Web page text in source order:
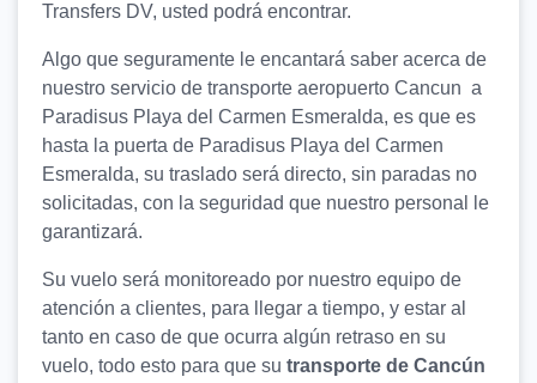
Transfers DV, usted podrá encontrar.
Algo que seguramente le encantará saber acerca de
nuestro servicio de transporte aeropuerto Cancun a
Paradisus Playa del Carmen Esmeralda, es que es
hasta la puerta de Paradisus Playa del Carmen
Esmeralda, su traslado será directo, sin paradas no
solicitadas, con la seguridad que nuestro personal le
garantizará.
Su vuelo será monitoreado por nuestro equipo de
atención a clientes, para llegar a tiempo, y estar al
tanto en caso de que ocurra algún retraso en su
vuelo, todo esto para que su transporte de Cancún